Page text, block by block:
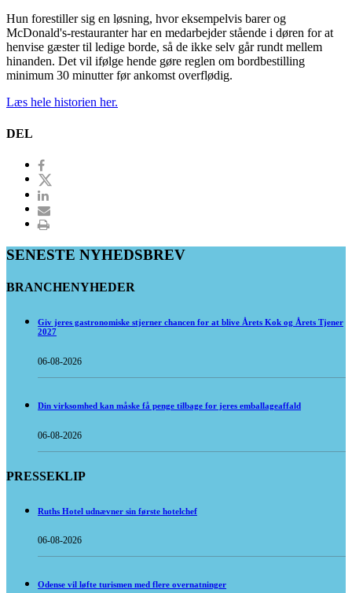
Hun forestiller sig en løsning, hvor eksempelvis barer og
McDonald's-restauranter har en medarbejder stående i døren for at
henvise gæster til ledige borde, så de ikke selv går rundt mellem
hinanden. Det vil ifølge hende gøre reglen om bordbestilling
minimum 30 minutter før ankomst overflødig.
Læs hele historien her.
DEL
SENESTE NYHEDSBREV
BRANCHENYHEDER
Giv jeres gastronomiske stjerner chancen for at blive Årets Kok og Årets Tjener
2027
06-08-2026
Din virksomhed kan måske få penge tilbage for jeres emballageaffald
06-08-2026
PRESSEKLIP
Ruths Hotel udnævner sin første hotelchef
06-08-2026
Odense vil løfte turismen med flere overnatninger